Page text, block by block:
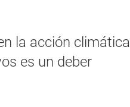
la acción climática
es un deber